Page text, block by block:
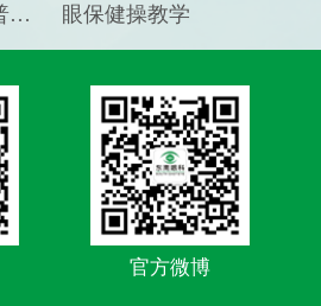
专家做客《乡约科普》栏目，预防孩子近视竟然这么“简单” 眼保健操教学
官方微博